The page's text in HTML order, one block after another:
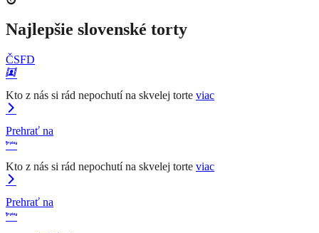
Najlepšie slovenské torty
ČSFD
Kto z nás si rád nepochutí na skvelej torte viac
Prehrať na
Kto z nás si rád nepochutí na skvelej torte viac
Prehrať na